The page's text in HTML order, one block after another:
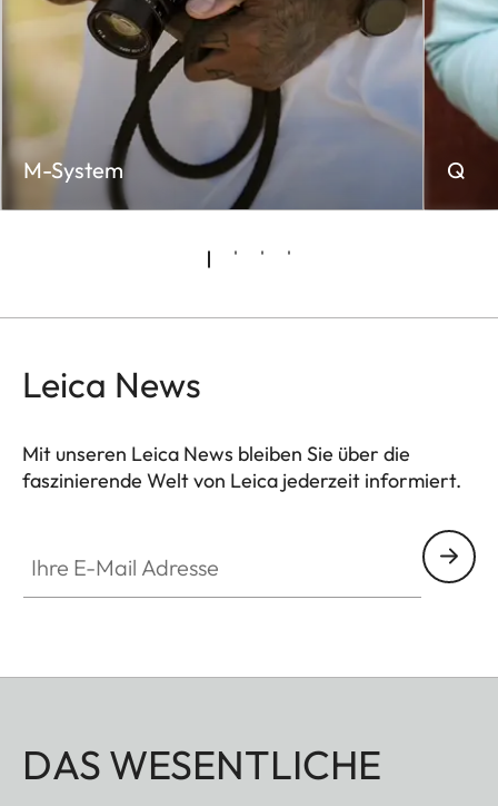
M-System Q
Leica News
Mit unseren Leica News bleiben Sie über die
faszinierende Welt von Leica jederzeit informiert.
DAS WESENTLICHE